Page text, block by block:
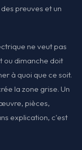
preuves et un
ne veut pas
ou dimanche doit
à quoi que ce soit.
la zone grise. Un
pièces,
explication, c'est